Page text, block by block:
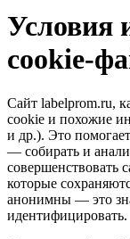
Условия
cookie-
Сайт labelprom.ru,
cookie и похожие
и др.). Это
— собирать и
совершенствовать
которые
анонимны — это
идентифицировать.